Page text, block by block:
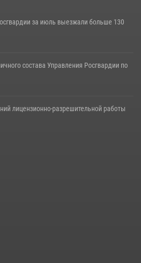
за июль выезжали больше 130
состава Управления Росгвардии по
лицензионно-разрешительной работы